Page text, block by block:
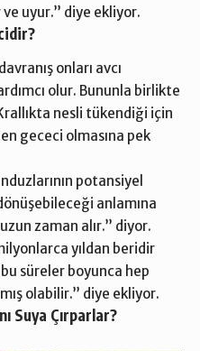
uyur.” diye ekliyor.
onları avcı
olur. Bununla birlikte
nesli tükendiği için
gececi olmasına pek
potansiyel
anlamına
zaman alır.” diyor.
yıldan beridir
süreler boyunca hep
olabilir.” diye ekliyor.
Suya Çırparlar?